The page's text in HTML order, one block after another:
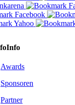
Info
Awards
Sponsoren
Partner